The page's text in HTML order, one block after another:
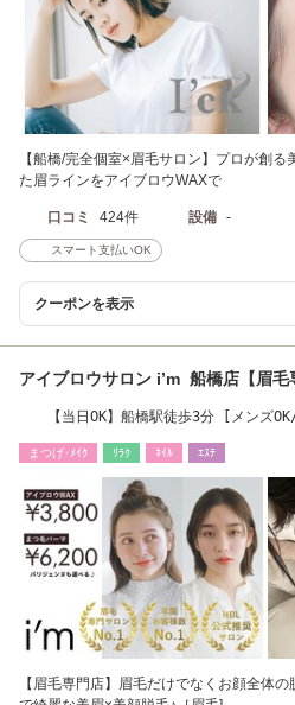
【船橋/完全個室×眉毛サロン】プロが創
た眉ラインをアイブロウWAXで
口コミ 424件 設備 -
スマート支払いOK
クーポンを表示
アイブロウサロン i’m 船橋店【眉毛
【当日OK】船橋駅徒歩3分 [メンズ
まつげ･ﾒｲｸ ﾘﾗｸ ﾈｲﾙ ｴｽﾃ
【眉毛専門店】眉毛だけでなくお顔全体